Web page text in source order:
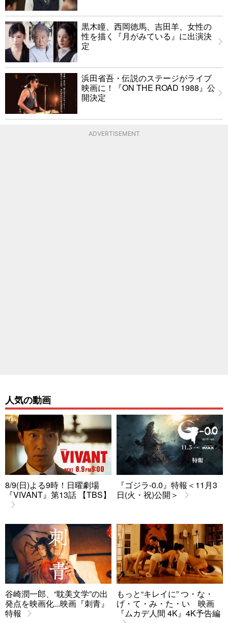
黒木瞳、西岡徳馬、吉田羊、女性の
性を描く『月がみている』に出演決
定
浜田省吾・伝説のステージがライブ
映画に！『ON THE ROAD 1988』公
開決定
ADVERTISEMENT
人気の動画
8/9(日)よる9時！日曜劇場
『VIVANT』第13話 【TBS】
『ゴジラ-0.0』特報＜11月3
日(火・祝)公開＞
谷崎潤一郎、“耽美文学”の出
発点を映画化...映画『刺青』
特報
もっと“キレイに” つ・な・
げ・て・み・た・い 映画
『ムカデ人間 4K』4K予告編